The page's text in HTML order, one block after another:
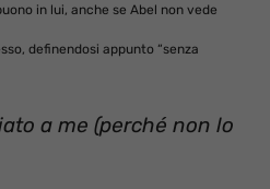
in lui, anche se Abel non vede
definendosi appunto “senza
a me (perché non lo